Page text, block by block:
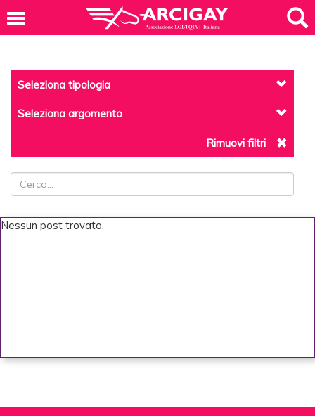
Seleziona tipologia
Seleziona argomento
Rimuovi filtri
Nessun post trovato.